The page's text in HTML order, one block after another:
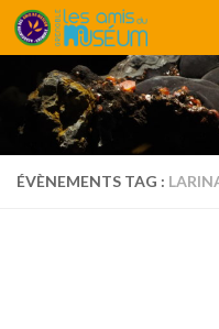
Skip to content
ÉVÈNEMENTS TAG :